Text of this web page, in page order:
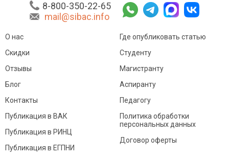
8-800-350-22-65
mail@sibac.info
О нас
Скидки
Отзывы
Блог
Контакты
Где опубликовать статью
Студенту
Магистранту
Аспиранту
Педагогу
Публикация в ВАК
Публикация в РИНЦ
Публикация в ЕГПНИ
Политика обработки
персональных данных
Договор оферты